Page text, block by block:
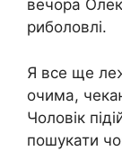
вечора
риболовлі.
Я все ще
очима,
Чоловік
пошукати